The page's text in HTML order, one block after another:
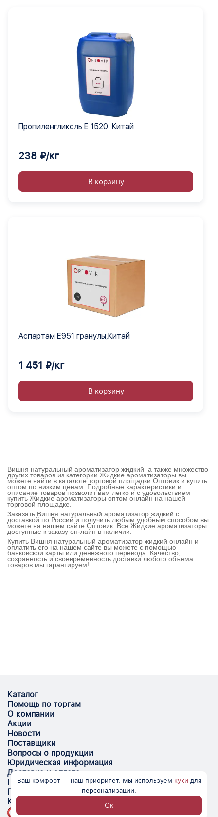
Пропиленгликоль Е 1520, Китай
238 ₽/кг
В корзину
Аспартам Е951 гранулы,Китай
1 451 ₽/кг
В корзину
Вишня натуральный ароматизатор жидкий, а также множество
других товаров из категории Жидкие ароматизаторы вы
можете найти в каталоге торговой площадки Оптовик и купить
оптом по низким ценам. Подробные характеристики и
описание товаров позволит вам легко и с удовольствием
купить Жидкие ароматизаторы оптом онлайн на нашей
торговой площадке.
Заказать Вишня натуральный ароматизатор жидкий с
доставкой по России и получить любым удобным способом вы
можете на нашем сайте Оптовик. Все Жидкие ароматизаторы
доступные к заказу он-лайн в наличии.
Купить Вишня натуральный ароматизатор жидкий онлайн и
оплатить его на нашем сайте вы можете с помощью
банковской карты или денежного перевода. Качество,
сохранность и своевременность доставки любого объема
товаров мы гарантируем!
Каталог
Помощь по торгам
О компании
Акции
Новости
Поставщики
Вопросы о продукции
Юридическая информация
Доставка и оплата
Поставщикам
Помощь
Контакты
Ваш комфорт — наш приоритет. Мы используем куки для
персонализации.
Ок